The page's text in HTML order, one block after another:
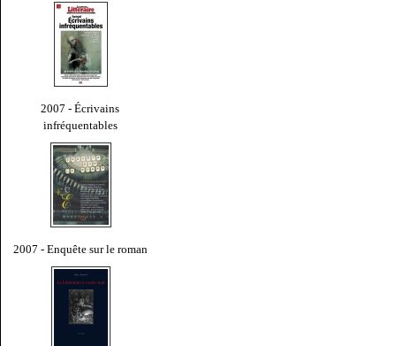
2007 - Écrivains
infréquentables
2007 - Enquête sur le roman